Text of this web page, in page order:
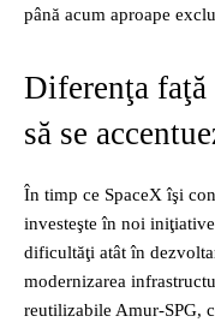
până acum aproape
Diferenţa faţă
să se
În timp ce SpaceX îşi
investeşte în noi
dificultăţi atât în
modernizarea
reutilizabile Amur‑SPG,